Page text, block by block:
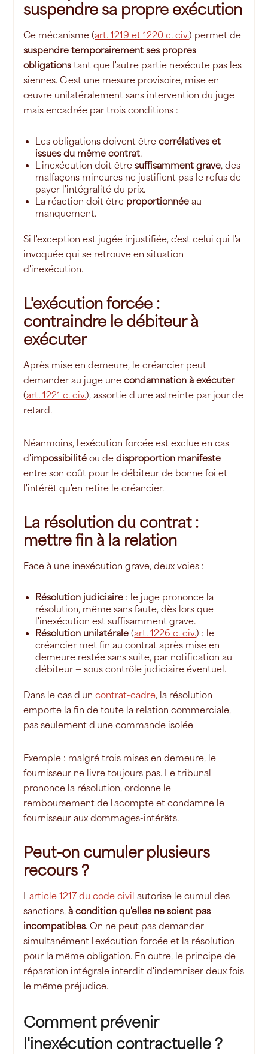
suspendre sa propre exécution
Ce mécanisme (art. 1219 et 1220 c. civ.) permet de
suspendre temporairement ses propres
obligations tant que l'autre partie n'exécute pas les
siennes. C'est une mesure provisoire, mise en
œuvre unilatéralement sans intervention du juge
mais encadrée par trois conditions :
Les obligations doivent êtrecorrélatives et
issues du même contrat.
L'inexécution doit êtresuffisamment grave, des
malfaçons mineures ne justifient pas le refus de
payer l'intégralité du prix.
La réaction doit être proportionnée au
manquement.
Si l'exception est jugée injustifiée, c'est celui qui l'a
invoquée qui se retrouve en situation
d'inexécution.
L'exécution forcée :
contraindre le débiteur à
exécuter
Après mise en demeure, le créancier peut
demander au juge unecondamnation à exécuter
(art. 1221 c. civ.), assortie d'une astreinte par jour de
retard.
Néanmoins, l'exécution forcée est exclue en cas
d'impossibilité ou dedisproportion manifeste
entre son coût pour le débiteur de bonne foi et
l'intérêt qu'en retire le créancier.
La résolution du contrat :
mettre fin à la relation
Face à une inexécution grave, deux voies :
Résolution judiciaire : le juge prononce la
résolution, même sans faute, dès lors que
l'inexécution est suffisamment grave.
Résolution unilatérale (art. 1226 c. civ.) : le
créancier met fin au contrat après mise en
demeure restée sans suite, par notification au
débiteur — sous contrôle judiciaire éventuel.
Dans le cas d'uncontrat-cadre, la résolution
emporte la fin de toute la relation commerciale,
pas seulement d'une commande isolée
Exemple : malgré trois mises en demeure, le
fournisseur ne livre toujours pas. Le tribunal
prononce la résolution, ordonne le
remboursement de l'acompte et condamne le
fournisseur aux dommages-intérêts.
Peut-on cumuler plusieurs
recours ?
L'article 1217 du code civil autorise le cumul des
sanctions,à condition qu'elles ne soient pas
incompatibles. On ne peut pas demander
simultanément l'exécution forcée et la résolution
pour la même obligation. En outre, le principe de
réparation intégrale interdit d'indemniser deux fois
le même préjudice.
Comment prévenir
l'inexécution contractuelle ?